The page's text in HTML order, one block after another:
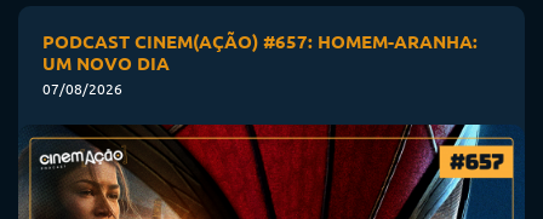
PODCAST CINEM(AÇÃO) #657: HOMEM-ARANHA:
UM NOVO DIA
07/08/2026